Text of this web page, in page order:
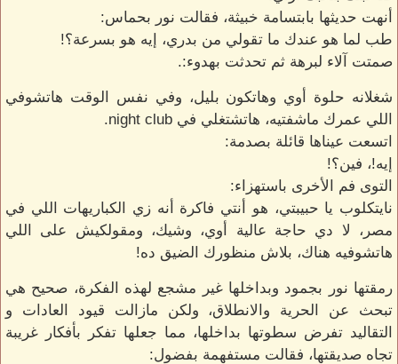
أنهت حديثها بابتسامة خبيثة، فقالت نور بحماس:
طب لما هو عندك ما تقولي من بدري، إيه هو بسرعة؟!
صمتت آلاء لبرهة ثم تحدثت بهدوء:.
شغلانه حلوة أوي وهاتكون بليل، وفي نفس الوقت هاتشوفي
اللي عمرك ماشفتيه، هاتشتغلي في night club.
اتسعت عيناها قائلة بصدمة:
إيه!، فين؟!
التوى فم الأخرى باستهزاء:
نايتكلوب يا حبيبتي، هو أنتي فاكرة أنه زي الكباريهات اللي في
مصر، لا دي حاجة عالية أوي، وشيك، ومقولكيش على اللي
هاتشوفيه هناك، بلاش منظورك الضيق ده!
رمقتها نور بجمود وبداخلها غير مشجع لهذه الفكرة، صحيح هي
تبحث عن الحرية والانطلاق، ولكن مازالت قيود العادات و
التقاليد تفرض سطوتها بداخلها، مما جعلها تفكر بأفكار غريبة
تجاه صديقتها، فقالت مستفهمة بفضول: